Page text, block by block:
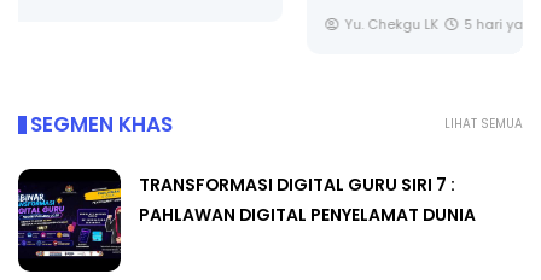
LIHAT SEMUA
SEGMEN KHAS
TRANSFORMASI DIGITAL GURU SIRI 7 :
PAHLAWAN DIGITAL PENYELAMAT DUNIA